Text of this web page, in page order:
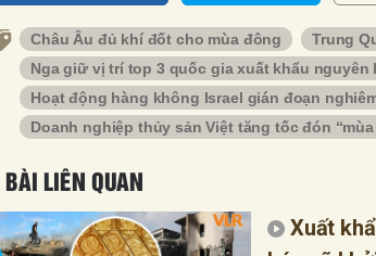
Châu Âu đủ khí đốt cho mùa đông
Trung
Nga giữ vị trí top 3 quốc gia xuất khẩu nguyên
Hoạt động hàng không Israel gián đoạn
Doanh nghiệp thủy sản Việt tăng tốc đón
BÀI LIÊN QUAN
Xuất